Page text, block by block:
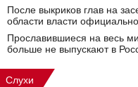
После выкриков глав на
области власти
Прославившиеся на весь
больше не выпускают в
Слухи